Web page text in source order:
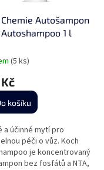
Chemie Autošampon
Autoshampoo 1 l
(5 ks)
košíku
a účinné mytí pro
péči o vůz. Koch
je koncentrovaný
bez fosfátů a NTA,